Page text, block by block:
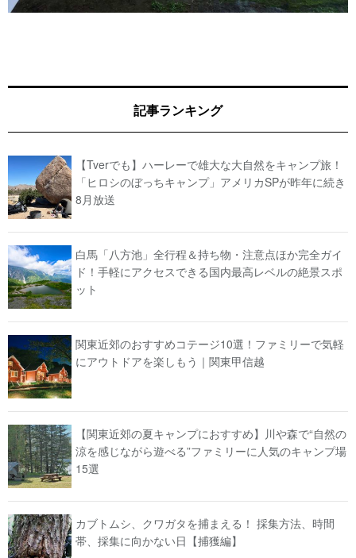
記事ランキング
【Tverでも】ハーレーで雄大な大自然をキャンプ旅！
「ヒロシのぼっちキャンプ」アメリカSPが昨年に続き
8月放送
白馬「八方池」全行程＆持ち物・注意点ほか完全ガイ
ド！手軽にアクセスできる国内最高レベルの絶景スポ
ット
関東近郊のおすすめコテージ10選！ファミリーで気軽
にアウトドアを楽しもう｜関東甲信越
【関東近郊の夏キャンプにおすすめ】川や森で“自然の
涼を感じながら遊べる”ファミリーに人気のキャンプ場
15選
カブトムシ、クワガタを捕まえる！ 採集方法、時間
帯、採集に向かない日【捕獲編】